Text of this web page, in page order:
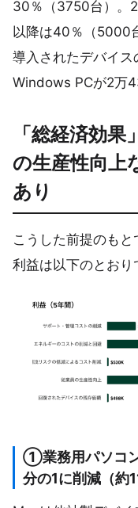
30％（3750台）。
以降は40％（5000
導入されたデバイス
Windows PCが2万
「総経済効
の生産性向上
あり
こうした前提のも
利益は以下のとおり
①業務用パソコ
分の1に削減（約